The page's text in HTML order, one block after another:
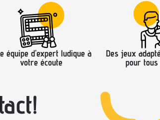
équipe d’expert ludique à
votre écoute
Des jeux
pour